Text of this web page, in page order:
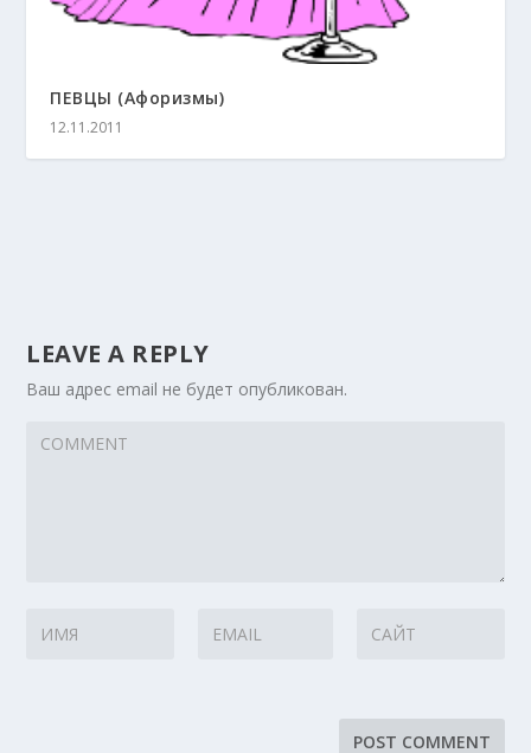
ПЕВЦЫ (Афоризмы)
12.11.2011
LEAVE A REPLY
Ваш адрес email не будет опубликован.